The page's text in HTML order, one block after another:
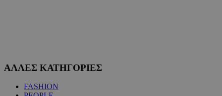
ΑΛΛΕΣ ΚΑΤΗΓΟΡΙΕΣ
FASHION